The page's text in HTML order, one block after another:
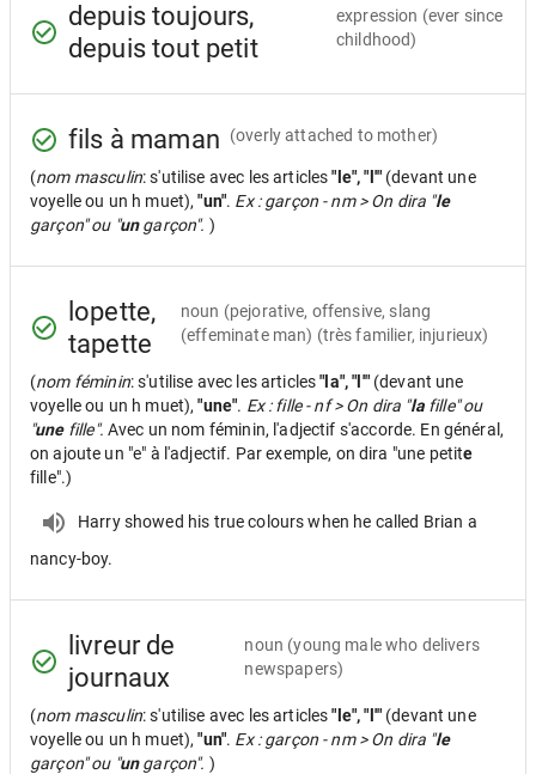
depuis toujours,
depuis tout petit
expression (ever since
childhood)
fils à maman (overly attached to mother)
(nom masculin: s'utilise avec les articles"le", "l'" (devant une
voyelle ou un h muet),"un". Ex : garçon - nm > On dira "le
garçon" ou "ungarçon". )
lopette,
tapette
noun (pejorative, offensive, slang
(effeminate man) (très familier, injurieux)
(nom féminin: s'utilise avec les articles"la", "l'" (devant une
voyelle ou un h muet),"une". Ex : fille - nf > On dira "lafille" ou
"unefille". Avec un nom féminin, l'adjectif s'accorde. En général,
on ajoute un "e" à l'adjectif. Par exemple, on dira "une petite
fille".)
Harry showed his true colours when he called Brian a
nancy-boy.
livreur de
journaux
noun (young male who delivers
newspapers)
(nom masculin: s'utilise avec les articles"le", "l'" (devant une
voyelle ou un h muet),"un". Ex : garçon - nm > On dira "le
garçon" ou "ungarçon". )